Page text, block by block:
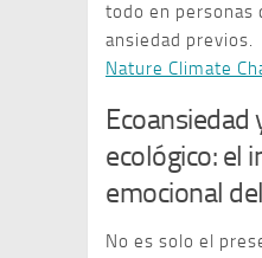
todo en personas
ansiedad previos.
Nature Climate
Ecoansiedad
ecológico: el
emocional
No es solo el